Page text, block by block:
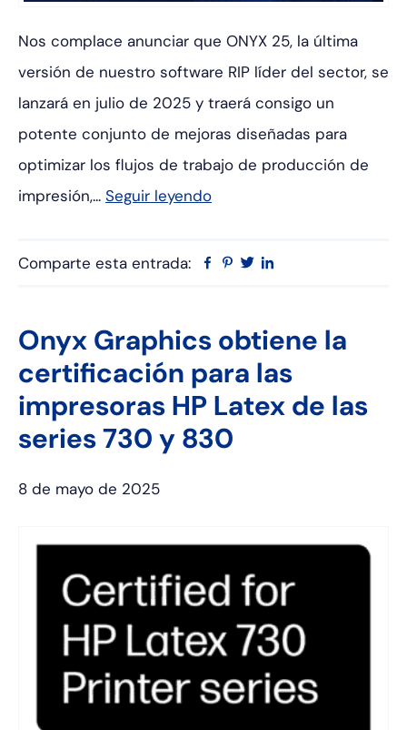
Nos complace anunciar que ONYX 25, la última
versión de nuestro software RIP líder del sector, se
lanzará en julio de 2025 y traerá consigo un
potente conjunto de mejoras diseñadas para
optimizar los flujos de trabajo de producción de
impresión,... Seguir leyendo
Comparte esta entrada: Facebook
Pinterest
Twitter
Onyx Graphics obtiene la
certificación para las
impresoras HP Latex de las
series 730 y 830
8 de mayo de 2025